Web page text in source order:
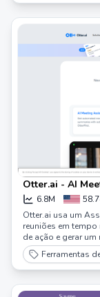
Otter.ai - AI
Transcription
6.8M
Otter.ai usa um
reuniões em
de ação e gerar
Ferramentas